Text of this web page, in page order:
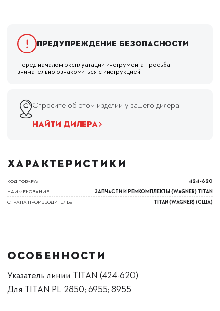
Предупреждение безопасности
Перед началом эксплуатации инструмента просьба
внимательно ознакомиться с инструкцией.
Спросите об этом изделии у вашего дилера
НАЙТИ ДИЛЕРА
ХАРАКТЕРИСТИКИ
КОД ТОВАРА:
424-620
НАИМЕНОВАНИЕ:
ЗАПЧАСТИ И РЕМКОМПЛЕКТЫ (WAGNER) TITAN
СТРАНА ПРОИЗВОДИТЕЛЬ::
TITAN (WAGNER) (США)
ОСОБЕННОСТИ
Указатель линии TITAN (424-620)
Для TITAN PL 2850; 6955; 8955